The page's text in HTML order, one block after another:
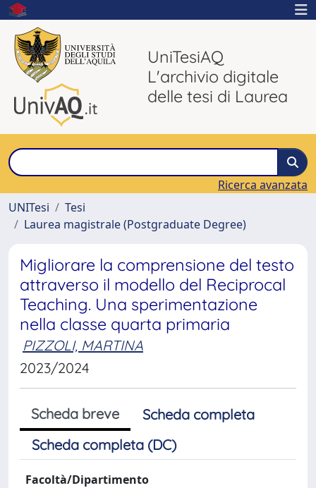
UniTesiAQ
L'archivio digitale
delle tesi di Laurea
Ricerca avanzata
UNITesi
Tesi
Laurea magistrale (Postgraduate Degree)
Migliorare la comprensione del testo
attraverso il modello del Reciprocal
Teaching. Una sperimentazione
nella classe quarta primaria
PIZZOLI, MARTINA
2023/2024
Scheda breve
Scheda completa
Scheda completa (DC)
Facoltà/Dipartimento